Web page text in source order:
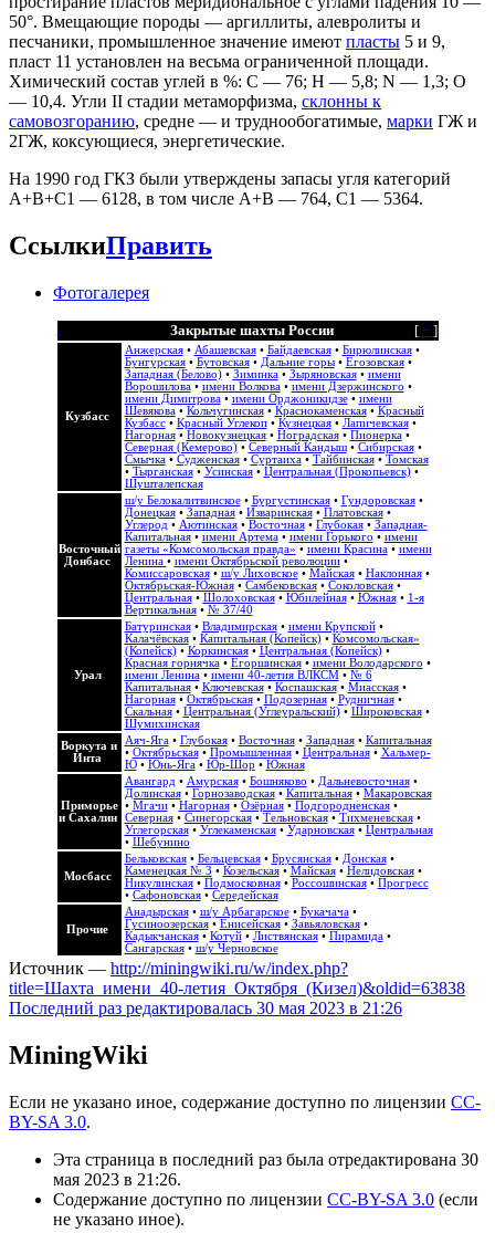
50°. Вмещающие породы — аргиллиты, алевролиты и
песчаники, промышленное значение имеют пласты 5 и 9,
пласт 11 установлен на весьма ограниченной площади.
Химический состав углей в %: С — 76; Н — 5,8; N — 1,3; О
— 10,4. Угли II стадии метаморфизма, склонны к
самовозгоранию, средне — и труднообогатимые, марки ГЖ и
2ГЖ, коксующиеся, энергетические.
На 1990 год ГКЗ были утверждены запасы угля категорий
А+В+С1 — 6128, в том числе А+В — 764, С1 — 5364.
СсылкиПравить
Фотогалерея
[+ ]
Закрытые шахты России
Кузбасс
Анжерская• Абашевская• Байдаевская• Бирюлинская•
Бунгурская• Бутовская• Дальние горы• Егозовская•
Западная (Белово)• Зиминка• Зыряновская• имени
Ворошилова• имени Волкова• имени Дзержинского •
имени Димитрова• имени Орджоникидзе• имени
Шевякова• Кольчугинская• Краснокаменская• Красный
Кузбасс• Красный Углекоп• Кузнецкая• Лапичевская•
Нагорная• Новокузнецкая• Ноградская• Пионерка•
Северная (Кемерово)• Северный Кандыш• Сибирская•
Смычка• Судженская• Суртаиха• Тайбинская• Томская
• Тырганская• Усинская• Центральная (Прокопьевск)•
Шушталепская
Восточный
Донбасс
ш/у Белокалитвинское• Бургустинская• Гундоровская•
Донецкая• Западная• Изваринская• Платовская•
Углерод • Аютинская• Восточная• Глубокая• Западная-
Капитальная• имени Артема• имени Горького • имени
газеты «Комсомольская правда» • имени Красина• имени
Ленина • имени Октябрьской революции•
Комиссаровская• ш/у Лиховское• Майская• Наклонная•
Октябрьская-Южная• Самбековская• Соколовская•
Центральная• Шолоховская• Юбилейная• Южная• 1-я
Вертикальная• № 37/40
Урал
Батуринская• Владимирская• имени Крупской•
Калачёвская• Капитальная (Копейск)• Комсомольская»
(Копейск)• Коркинская• Центральная (Копейск)•
Красная горнячка• Егоршинская• имени Володарского •
имени Ленина• имени 40-летия ВЛКСМ• № 6
Капитальная• Ключевская• Коспашская• Миасская•
Нагорная• Октябрьская• Подозерная• Рудничная•
Скальная• Центральная (Углеуральский)• Широковская•
Шумихинская
Воркута и
Инта
Аяч-Яга• Глубокая• Восточная• Западная• Капитальная
• Октябрьская• Промышленная• Центральная• Хальмер-
Ю• Юнь-Яга• Юр-Шор • Южная
Приморье
и Сахалин
Авангард • Амурская• Бошняково • Дальневосточная•
Долинская• Горнозаводская• Капитальная• Макаровская
• Мгачи• Нагорная• Озёрная• Подгородненская•
Северная• Синегорская• Тельновская• Тихменевская•
Углегорская• Углекаменская• Ударновская• Центральная
• Шебунино
Мосбасс
Бельковская• Бельцевская• Брусянская• Донская•
Каменецкая № 3 • Козельская• Майская• Нелидовская•
Никулинская• Подмосковная• Россошинская• Прогресс
• Сафоновская• Середейская
Прочие
Анадырская• ш/у Арбагарское• Букачача•
Гусиноозерская• Енисейская• Завьяловская•
Кадыкчанская• Котуй• Листвянская• Пирамида•
Сангарская• ш/у Черновское
Источник — http://miningwiki.ru/w/index.php?
title=Шахта_имени_40-летия_Октября_(Кизел)&oldid=63838
Последний раз редактировалась 30 мая 2023 в 21:26
MiningWiki
Если не указано иное, содержание доступно по лицензии CC-
BY-SA 3.0.
Эта страница в последний раз была отредактирована 30
мая 2023 в 21:26.
Содержание доступно по лицензии CC-BY-SA 3.0 (если
не указано иное).